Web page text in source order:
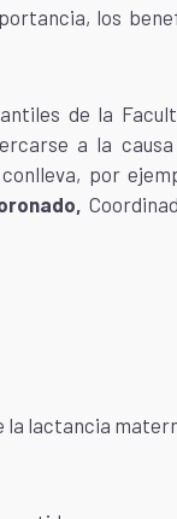
los
de la
a la
por
la lactancia